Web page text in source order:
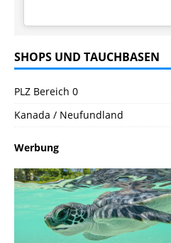
SHOPS UND TAUCHBASEN
PLZ Bereich 0
Kanada / Neufundland
Werbung